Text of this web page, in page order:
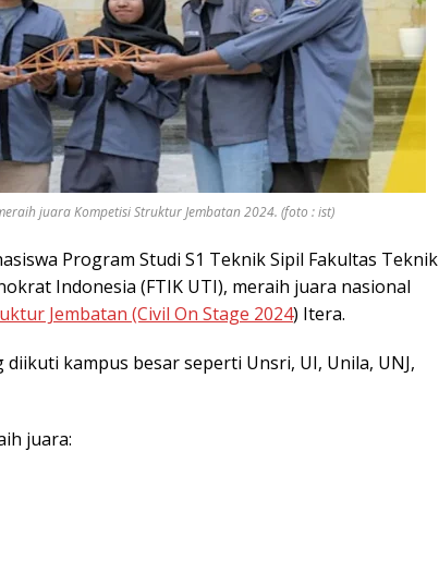
juara Kompetisi Struktur Jembatan 2024. (foto : ist)
Program Studi S1 Teknik Sipil Fakultas Teknik
Indonesia (FTIK UTI), meraih juara nasional
Jembatan (Civil On Stage 2024) Itera.
kampus besar seperti Unsri, UI, Unila, UNJ,
juara: